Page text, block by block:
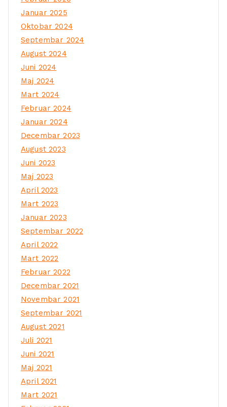
Januar 2025
Oktobar 2024
Septembar 2024
August 2024
Juni 2024
Maj 2024
Mart 2024
Februar 2024
Januar 2024
Decembar 2023
August 2023
Juni 2023
Maj 2023
April 2023
Mart 2023
Januar 2023
Septembar 2022
April 2022
Mart 2022
Februar 2022
Decembar 2021
Novembar 2021
Septembar 2021
August 2021
Juli 2021
Juni 2021
Maj 2021
April 2021
Mart 2021